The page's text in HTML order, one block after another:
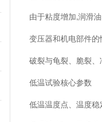
由于粘度增加,润滑
变压器和机电部件的
破裂与龟裂、脆裂
低温试验核心参数
低温温度点、温度